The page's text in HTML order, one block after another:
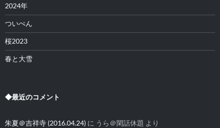
2024年
ついぺん
桜2023
春と大雪
◆最近のコメント
朱夏＠吉祥寺 (2016.04.24) に うら＠閑話休題 より